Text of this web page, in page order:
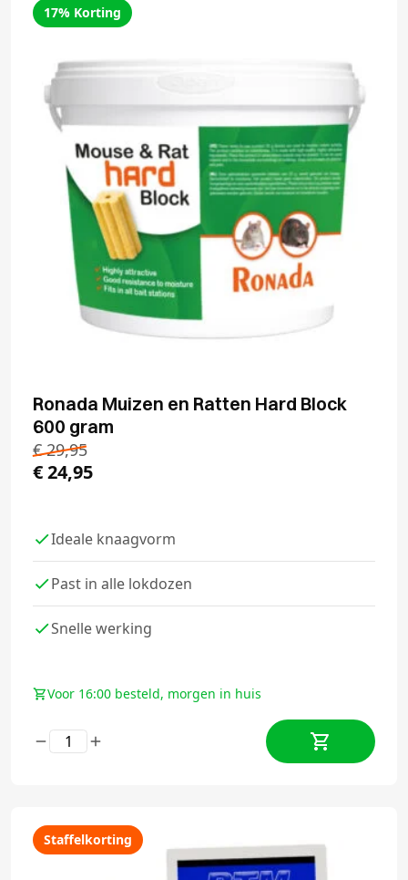
17% Korting
Ronada Muizen en Ratten Hard Block
600 gram
€29,95
€24,95
Ideale knaagvorm
Past in alle lokdozen
Snelle werking
Voor 16:00 besteld, morgen in huis
Staffelkorting